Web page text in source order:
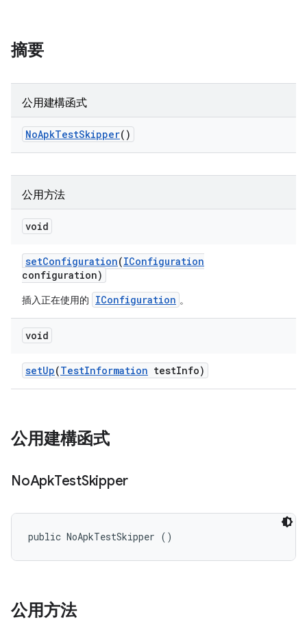
摘要
公用建構函式
NoApkTestSkipper()
公用方法
void
setConfiguration(IConfiguration
configuration)
插入正在使用的 IConfiguration 。
void
setUp(TestInformation testInfo)
公用建構函式
NoApkTestSkipper
public NoApkTestSkipper ()
公用方法